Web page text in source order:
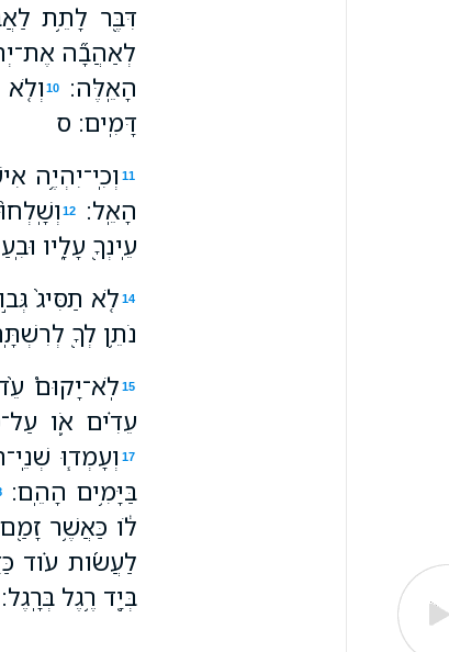
דִּבֶּ֖ר לָתֵ֥ת
לְאַהֲבָ֞ה
הָאֵֽלֶּה׃
10
דָּמִֽים׃ ס
11 וְכִֽי־יִהְיֶ֥ה
הָאֵֽל׃
12
עֵֽינְךָ֖ עָלָ֑יו
14 לֹ֤א תַסִּיג֙
נֹתֵ֥ן לְךָ֖
15 לֹֽא־יָקוּם֩
עֵדִ֗ים אֹ֛ו
17 וְעָמְד֧וּ
בַּיָּמִ֥ים הָהֵֽם׃
לֹ֔ו כַּאֲשֶׁ֥ר
לַעֲשֹׂ֜ות עֹ֗וד
בְּיָ֖ד רֶ֥גֶל